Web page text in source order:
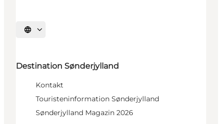
Sprache auswählen
Destination Sønderjylland
Kontakt
Touristeninformation Sønderjylland
Sønderjylland Magazin 2026